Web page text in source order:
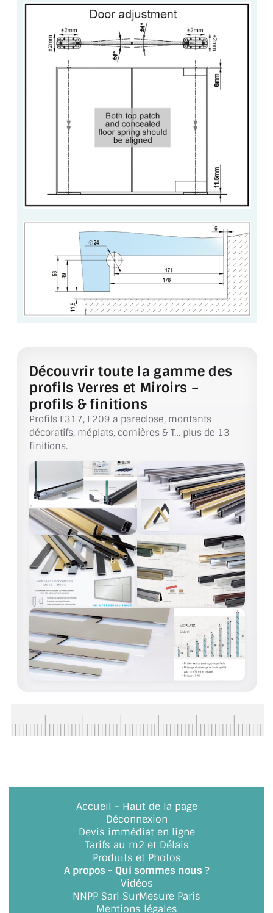
PLATS ET CORNIÈRES
LES CHARNIÈRES DE PORTE EN VERRE
BOUTONS ET POIGNÉES
BARRES DE STABILISATION
JOINTS D'ÉTANCHÉITÉS
FIXATION GARDES CORPS
SYSTÈMES PIVOTANTS
SYSTÈMES COULISSANTS
LE CATALOGUE ACCESSOIRES
(STROMBINOSCOPE)
ACCESSOIRES EN PROMOTIONS
EXEMPLES, RÉALISATIONS, INSPIRATIONS
CONSEILS / AIDE
A PROPOS DE LA LIVRAISON
COMPTE PRO
MON PANIER
PLAN DU SITE
DÉCONNEXION
NOUS TROUVER - BUC 78
NOUS CONTACTER
Découvrir toute la gamme des
profils Verres et Miroirs –
profils & finitions
Profils F317, F209 a pareclose, montants
décoratifs, méplats, cornières & T… plus de 13
finitions.
Accueil - Haut de la page
Déconnexion
Devis immédiat en ligne
Tarifs au m2 et Délais
Produits et Photos
A propos - Qui sommes nous ?
Vidéos
NNPP Sarl SurMesure Paris
Mentions légales